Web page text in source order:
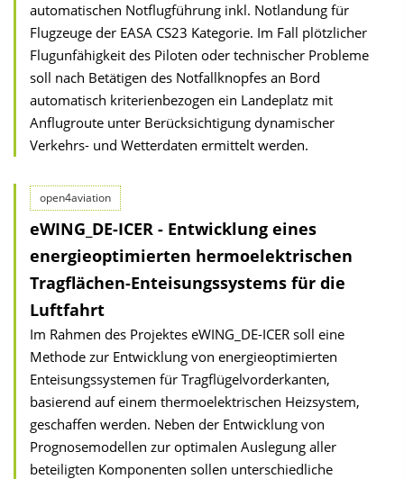
automatischen Notflugführung inkl. Notlandung für
Flugzeuge der EASA CS23 Kategorie. Im Fall plötzlicher
Flugunfähigkeit des Piloten oder technischer Probleme
soll nach Betätigen des Notfallknopfes an Bord
automatisch kriterienbezogen ein Landeplatz mit
Anflugroute unter Berücksichtigung dynamischer
Verkehrs- und Wetterdaten ermittelt werden.
open4aviation
eWING_DE-ICER - Entwicklung eines
energieoptimierten hermoelektrischen
Tragflächen-Enteisungssystems für die
Luftfahrt
Im Rahmen des Projektes eWING_DE-ICER soll eine
Methode zur Entwicklung von energieoptimierten
Enteisungssystemen für Tragflügelvorderkanten,
basierend auf einem thermoelektrischen Heizsystem,
geschaffen werden. Neben der Entwicklung von
Prognosemodellen zur optimalen Auslegung aller
beteiligten Komponenten sollen unterschiedliche